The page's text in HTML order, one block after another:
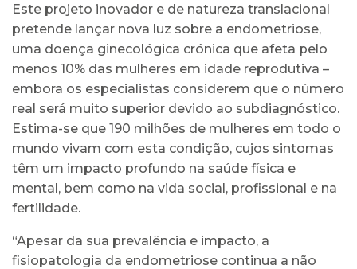
Este projeto inovador e de natureza translacional
pretende lançar nova luz sobre a endometriose,
uma doença ginecológica crónica que afeta pelo
menos 10% das mulheres em idade reprodutiva –
embora os especialistas considerem que o número
real será muito superior devido ao subdiagnóstico.
Estima-se que 190 milhões de mulheres em todo o
mundo vivam com esta condição, cujos sintomas
têm um impacto profundo na saúde física e
mental, bem como na vida social, profissional e na
fertilidade.
“Apesar da sua prevalência e impacto, a
fisiopatologia da endometriose continua a não